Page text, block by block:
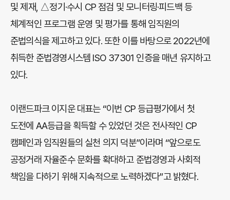
및 제재, △정기·수시 CP 점검 및 모니터링·피드백 등
체계적인 프로그램 운영 및 평가를 통해 임직원의
준법의식을 제고하고 있다. 또한 이를 바탕으로 2022년에
취득한 준법경영시스템 ISO 37301 인증을 매년 유지하고
있다.
이랜드파크 이지운 대표는 “이번 CP 등급평가에서 첫
도전에 AA등급을 획득할 수 있었던 것은 전사적인 CP
캠페인과 임직원들의 실천 의지 덕분”이라며 “앞으로도
공정거래 자율준수 문화를 확대하고 준법경영과 사회적
책임을 다하기 위해 지속적으로 노력하겠다”고 밝혔다.